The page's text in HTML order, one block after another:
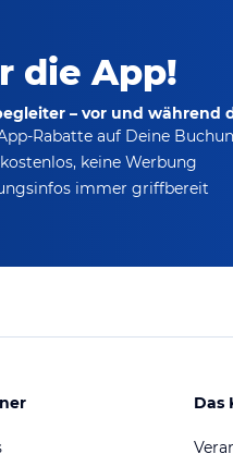
die App!
– vor und während
Rabatteauf Deine
keine Werbung
immer griffbereit
Das